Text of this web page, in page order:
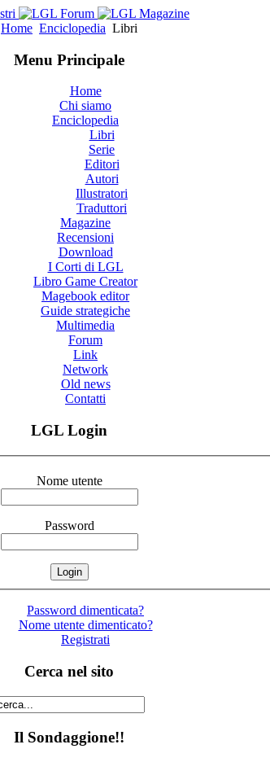
Home Enciclopedia Libri
Menu Principale
Home
Chi siamo
Enciclopedia
Libri
Serie
Editori
Autori
Illustratori
Traduttori
Magazine
Recensioni
Download
I Corti di LGL
Libro Game Creator
Magebook editor
Guide strategiche
Multimedia
Forum
Link
Network
Old news
Contatti
LGL Login
Nome utente
Password
Password dimenticata?
Nome utente dimenticato?
Registrati
Cerca nel sito
Il Sondaggione!!